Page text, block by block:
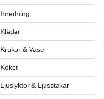
Inredning
Kläder
Krukor & Vaser
Köket
Ljuslyktor & Ljusstakar